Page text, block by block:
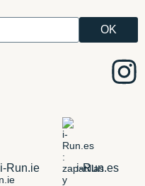
i-Run.ie i-Run.es